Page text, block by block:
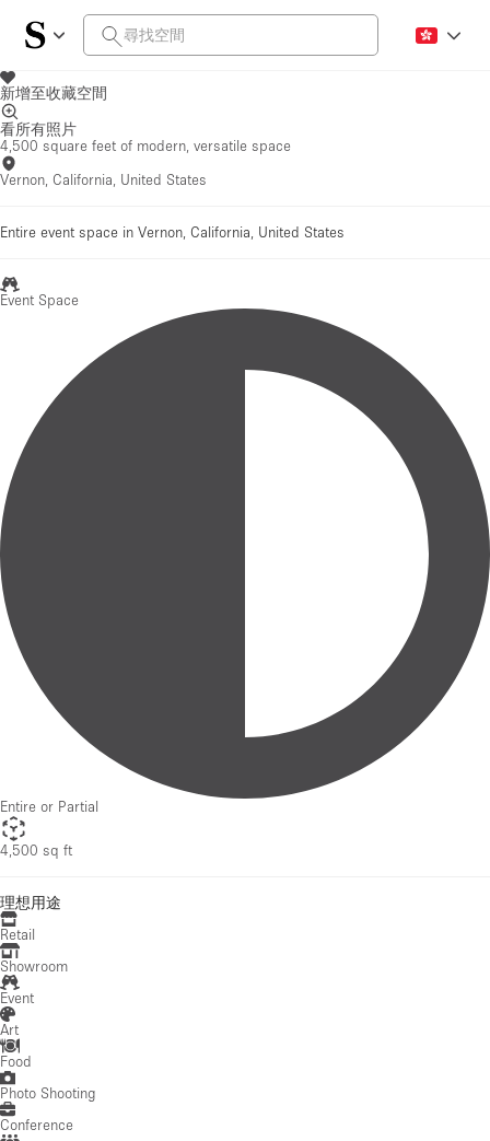
新增至收藏空間
看所有照片
4,500 square feet of modern, versatile space
Vernon, California, United States
Entire event space in Vernon, California, United States
Event Space
Entire or Partial
4,500 sq ft
理想用途
Retail
Showroom
Event
Art
Food
Photo Shooting
Conference